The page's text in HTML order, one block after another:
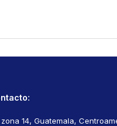
14, Guatemala,